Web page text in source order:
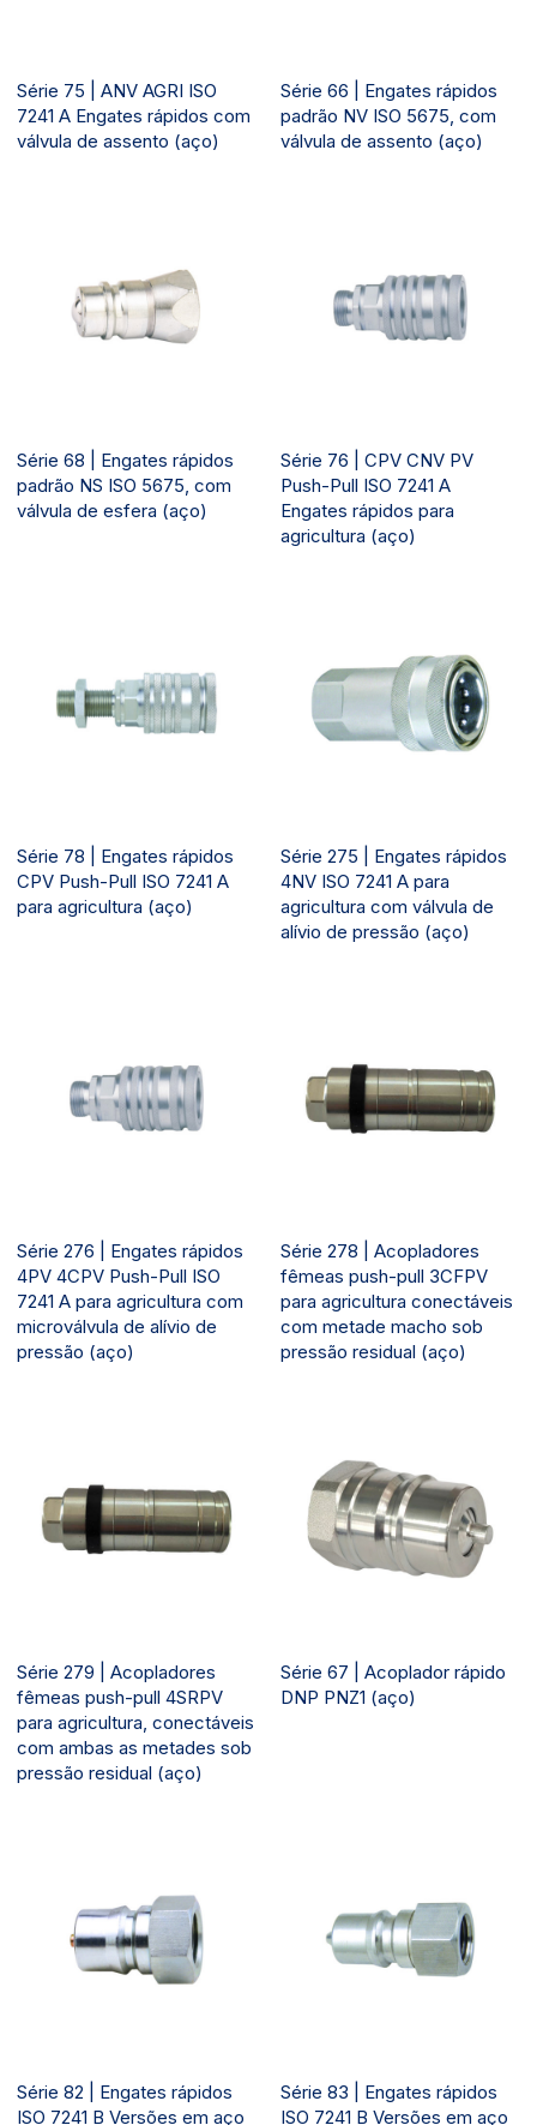
Série 75 | ANV AGRI ISO
7241 A Engates rápidos com
válvula de assento (aço)
Série 66 | Engates rápidos
padrão NV ISO 5675, com
válvula de assento (aço)
Série 68 | Engates rápidos
padrão NS ISO 5675, com
válvula de esfera (aço)
Série 76 | CPV CNV PV
Push-Pull ISO 7241 A
Engates rápidos para
agricultura (aço)
Série 78 | Engates rápidos
CPV Push-Pull ISO 7241 A
para agricultura (aço)
Série 275 | Engates rápidos
4NV ISO 7241 A para
agricultura com válvula de
alívio de pressão (aço)
Série 276 | Engates rápidos
4PV 4CPV Push-Pull ISO
7241 A para agricultura com
microválvula de alívio de
pressão (aço)
Série 278 | Acopladores
fêmeas push-pull 3CFPV
para agricultura conectáveis
com metade macho sob
pressão residual (aço)
Série 279 | Acopladores
fêmeas push-pull 4SRPV
para agricultura, conectáveis
com ambas as metades sob
pressão residual (aço)
Série 67 | Acoplador rápido
DNP PNZ1 (aço)
Série 82 | Engates rápidos
ISO 7241 B Versões em aço
Série 83 | Engates rápidos
ISO 7241 B Versões em aço